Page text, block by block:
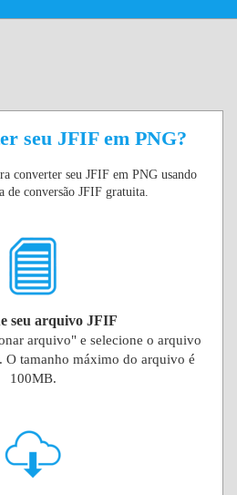
seu JFIF em PNG?
converter seu JFIF em PNG usando
de conversão JFIF gratuita.
seu arquivo JFIF
arquivo" e selecione o arquivo
O tamanho máximo do arquivo é
100MB.